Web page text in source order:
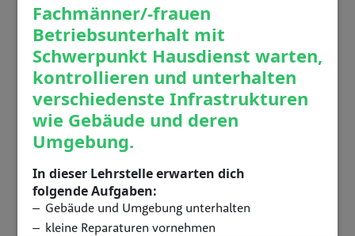
Fachmänner/-frauen
Betriebsunterhalt mit
Schwerpunkt Hausdienst warten,
kontrollieren und unterhalten
verschiedenste Infrastrukturen
wie Gebäude und deren
Umgebung.
In dieser Lehrstelle erwarten dich
folgende Aufgaben:
Gebäude und Umgebung unterhalten
kleine Reparaturen vornehmen